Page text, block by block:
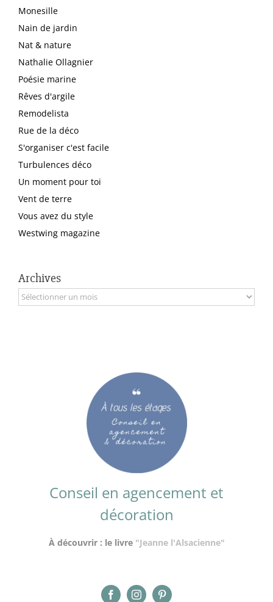
Monesille
Nain de jardin
Nat & nature
Nathalie Ollagnier
Poésie marine
Rêves d'argile
Remodelista
Rue de la déco
S'organiser c'est facile
Turbulences déco
Un moment pour toi
Vent de terre
Vous avez du style
Westwing magazine
Archives
Archives
Conseil en agencement et
décoration
À découvrir : le livre "Jeanne l'Alsacienne"